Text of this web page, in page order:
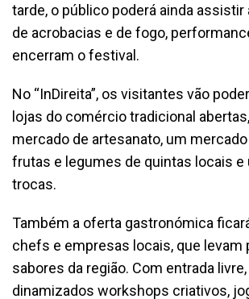
tarde, o público poderá ainda
de acrobacias e de fogo,
encerram o festival.
No “InDireita”, os visitantes vão
lojas do comércio tradicional
mercado de artesanato, um
frutas e legumes de quintas locais e
trocas.
Também a oferta gastronómica
chefs e empresas locais, que levam
sabores da região. Com entrada
dinamizados workshops criativos,